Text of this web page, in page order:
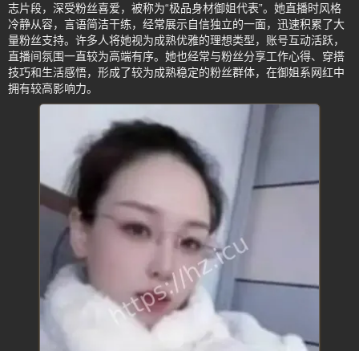
志片段，深受粉丝喜爱，被称为“极品身材御姐代表”。她直播时风格
冷静从容，言语简洁干练，经常展示自信独立的一面，迅速积累了大
量粉丝支持。许多人将她视为成熟优雅的理想类型，账号互动活跃，
直播间氛围一直较为高端有序。她也经常与粉丝分享工作心得、穿搭
技巧和生活感悟，形成了较为成熟稳定的粉丝群体，在御姐系网红中
拥有较高影响力。